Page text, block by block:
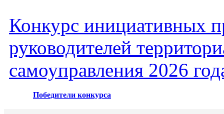
Конкурс инициативных
руководителей
самоуправления 2026
Победители конкурса